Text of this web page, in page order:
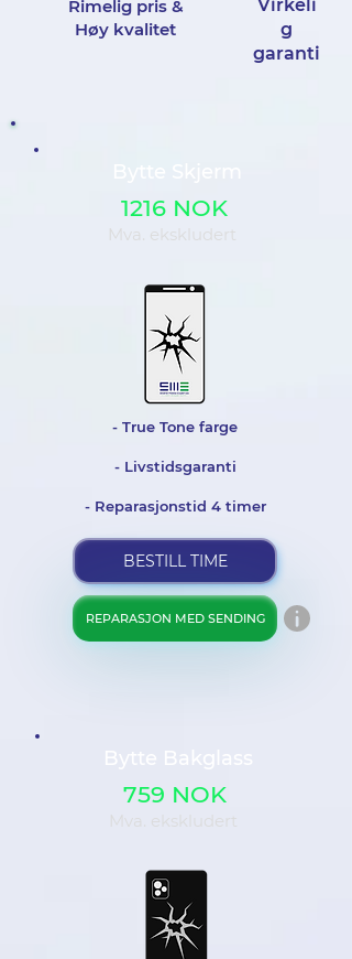
Rimelig pris &
Høy kvalitet
Virkeli
g
garanti
1216 NOK
Mva. ekskludert
- True Tone farge
- Livstidsgaranti
- Reparasjonstid 4 timer
BESTILL TIME
REPARASJON MED SENDING
Bytte Bakglass
759 NOK
Mva. ekskludert